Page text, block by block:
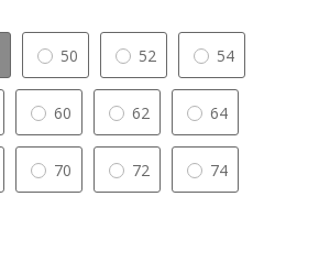
50 52 54
60 62 64
70 72 74